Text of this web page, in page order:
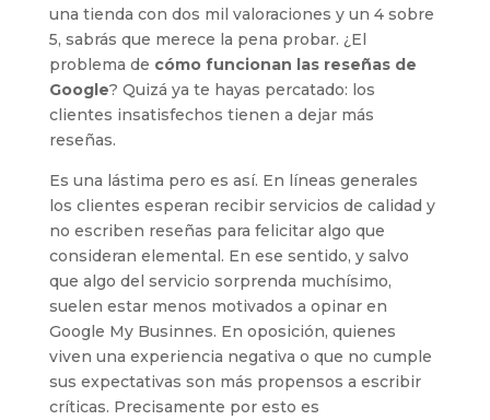
una tienda con dos mil valoraciones y un 4 sobre
5, sabrás que merece la pena probar. ¿El
problema de cómo funcionan las reseñas de
Google? Quizá ya te hayas percatado: los
clientes insatisfechos tienen a dejar más
reseñas.
Es una lástima pero es así. En líneas generales
los clientes esperan recibir servicios de calidad y
no escriben reseñas para felicitar algo que
consideran elemental. En ese sentido, y salvo
que algo del servicio sorprenda muchísimo,
suelen estar menos motivados a opinar en
Google My Businnes. En oposición, quienes
viven una experiencia negativa o que no cumple
sus expectativas son más propensos a escribir
críticas. Precisamente por esto es